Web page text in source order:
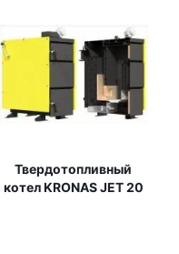
Твердотопливный
котел KRONAS JET 20